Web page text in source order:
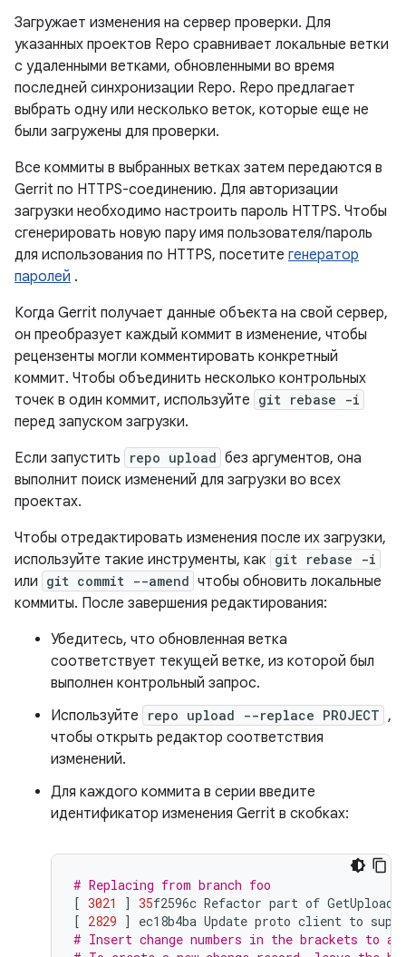
Загружает изменения на сервер проверки. Для
указанных проектов Repo сравнивает локальные ветки
с удаленными ветками, обновленными во время
последней синхронизации Repo. Repo предлагает
выбрать одну или несколько веток, которые еще не
были загружены для проверки.
Все коммиты в выбранных ветках затем передаются в
Gerrit по HTTPS-соединению. Для авторизации
загрузки необходимо настроить пароль HTTPS. Чтобы
сгенерировать новую пару имя пользователя/пароль
для использования по HTTPS, посетите генератор
паролей .
Когда Gerrit получает данные объекта на свой сервер,
он преобразует каждый коммит в изменение, чтобы
рецензенты могли комментировать конкретный
коммит. Чтобы объединить несколько контрольных
точек в один коммит, используйте git rebase -i
перед запуском загрузки.
Если запустить
repo upload без аргументов, она
выполнит поиск изменений для загрузки во всех
проектах.
Чтобы отредактировать изменения после их загрузки,
используйте такие инструменты, как git rebase -i
или git commit --amend чтобы обновить локальные
коммиты. После завершения редактирования:
Убедитесь, что обновленная ветка
соответствует текущей ветке, из которой был
выполнен контрольный запрос.
Используйте
repo upload --replace PROJECT ,
чтобы открыть редактор соответствия
изменений.
Для каждого коммита в серии введите
идентификатор изменения Gerrit в скобках:
# Replacing from branch foo
[ 3021 ] 35f2596c Refactor part of
[ 2829 ] ec18b4ba Update proto client to
# Insert change numbers in the brackets to